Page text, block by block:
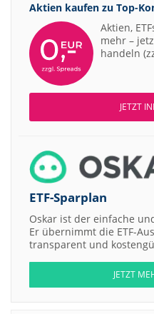
Aktien kaufen zu Top-
Aktien,
mehr –
handeln
JETZT
ETF-Sparplan
Oskar ist der einfache
Er übernimmt die ETF-
transparent und
JETZT